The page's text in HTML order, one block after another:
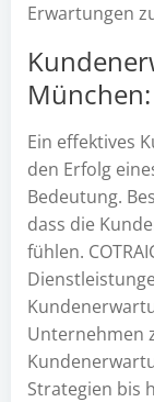
Erwartungen
Ein effektives
den Erfolg
Bedeutung.
dass die
fühlen.
Unternehmen
Strategien bis